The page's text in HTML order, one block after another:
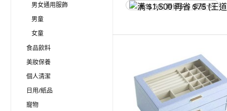
男女通用服飾
男童
女童
食品飲料
美妝保養
個人清潔
日用/紙品
寵物
满 $1,500 再省 $75 (王道卡)